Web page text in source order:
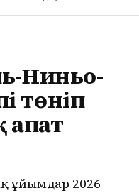
Ниньо-
төніп
апат
ұйымдар 2026